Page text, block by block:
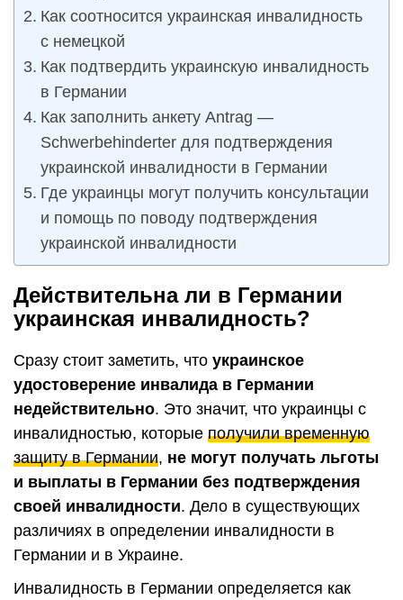
Как соотносится украинская инвалидность
с немецкой
Как подтвердить украинскую инвалидность
в Германии
Как заполнить анкету Antrag —
Schwerbehinderter для подтверждения
украинской инвалидности в Германии
Где украинцы могут получить консультации
и помощь по поводу подтверждения
украинской инвалидности
Действительна ли в Германии
украинская инвалидность?
Сразу стоит заметить, что украинское
удостоверение инвалида в Германии
недействительно. Это значит, что украинцы с
инвалидностью, которые получили временную
защиту в Германии, не могут получать льготы
и выплаты в Германии без подтверждения
своей инвалидности. Дело в существующих
различиях в определении инвалидности в
Германии и в Украине.
Инвалидность в Германии определяется как